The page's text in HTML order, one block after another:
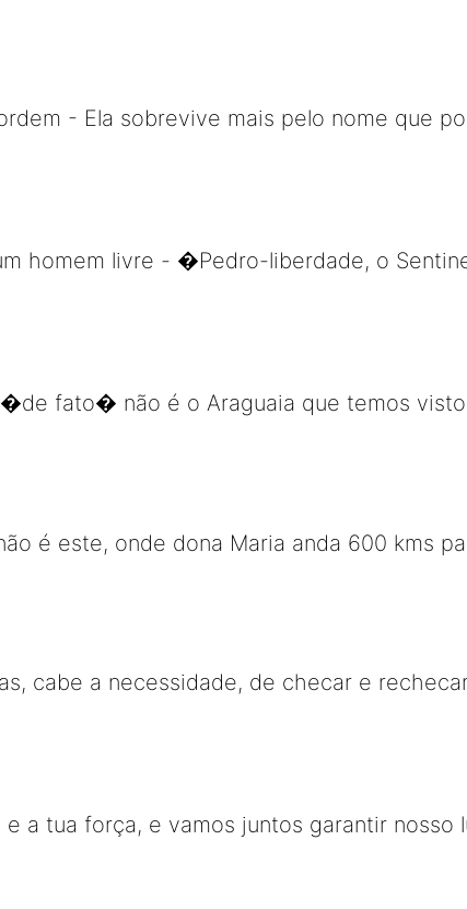
- Ela sobrevive mais pelo nome que
homem livre - �Pedro-liberdade, o
�de fato� não é o Araguaia que temos
é este, onde dona Maria anda 600 kms
cabe a necessidade, de checar e
a tua força, e vamos juntos garantir nosso